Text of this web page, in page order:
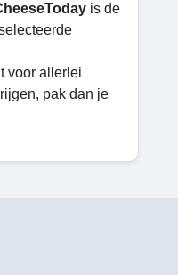
is de
voor allerlei
pak dan je